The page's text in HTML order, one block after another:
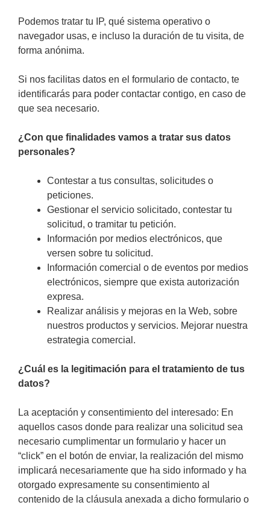
Podemos tratar tu IP, qué sistema operativo o
navegador usas, e incluso la duración de tu visita, de
forma anónima.
Si nos facilitas datos en el formulario de contacto, te
identificarás para poder contactar contigo, en caso de
que sea necesario.
¿Con que finalidades vamos a tratar sus datos
personales?
Contestar a tus consultas, solicitudes o
peticiones.
Gestionar el servicio solicitado, contestar tu
solicitud, o tramitar tu petición.
Información por medios electrónicos, que
versen sobre tu solicitud.
Información comercial o de eventos por medios
electrónicos, siempre que exista autorización
expresa.
Realizar análisis y mejoras en la Web, sobre
nuestros productos y servicios. Mejorar nuestra
estrategia comercial.
¿Cuál es la legitimación para el tratamiento de tus
datos?
La aceptación y consentimiento del interesado: En
aquellos casos donde para realizar una solicitud sea
necesario cumplimentar un formulario y hacer un
“click” en el botón de enviar, la realización del mismo
implicará necesariamente que ha sido informado y ha
otorgado expresamente su consentimiento al
contenido de la cláusula anexada a dicho formulario o